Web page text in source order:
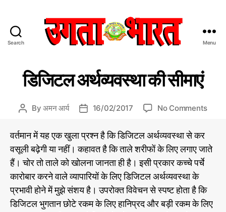
Search
ता
भा
त
हिं
दी
स
मा
चा
र
प
त्र
Menu
r
i
e
s
डिजिटल अर्थव्यवस्था की सीमाएं
P
s
t
a
u
t
h
o
r
Byअमन आर्य
P
s
t
d
a
t
e
16/02/2017 No Commentso
ट
र्थ
व
वर्तमान में यह एक खुला प्रश्न है कि डिजिटल अर्थव्यवस्था से कर
वसूली बढ़ेगी या नहीं। कहावत है कि ताले शरीफों के लिए लगाए जाते
हैं। चोर तो ताले को खोलना जानता ही है। इसी प्रकार कच्चे पर्चे
कारोबार करने वाले व्यापारियों के लिए डिजिटल अर्थव्यवस्था के
प्रभावी होने में मुझे संशय है। उपरोक्त विवेचन से स्पष्ट होता है कि
डिजिटल भुगतान छोटे रकम के लिए हानिप्रद और बड़ी रकम के लिए